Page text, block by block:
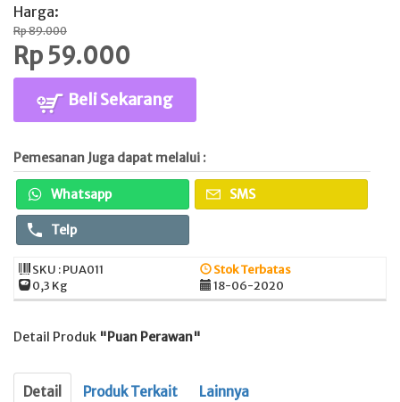
Harga:
Rp 89.000
Rp 59.000
Beli Sekarang
Pemesanan Juga dapat melalui :
Whatsapp SMS
Telp
SKU : PUA011
Stok Terbatas
0,3 Kg
18-06-2020
Detail Produk "Puan Perawan"
Detail Produk Terkait Lainnya